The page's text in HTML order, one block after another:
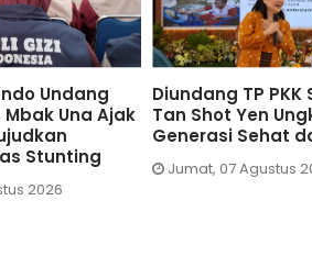
TP PKK Situbondo Hadirkan
dr Tan Shot Yen, Edukasi
Cegah Stunting
Jumat, 07 Agustus 2026